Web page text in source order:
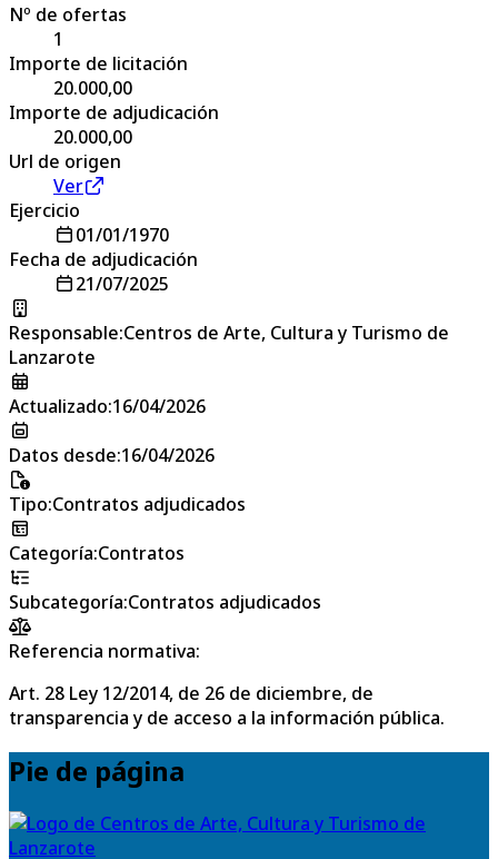
Nº de ofertas
1
Importe de licitación
20.000,00
Importe de adjudicación
20.000,00
Url de origen
Ver
Ejercicio
01/01/1970
Fecha de adjudicación
21/07/2025
Responsable:Centros de Arte, Cultura y Turismo de
Lanzarote
Actualizado:16/04/2026
Datos desde:16/04/2026
Tipo:Contratos adjudicados
Categoría:Contratos
Subcategoría:Contratos adjudicados
Referencia normativa:
Art. 28 Ley 12/2014, de 26 de diciembre, de
transparencia y de acceso a la información pública.
Pie de página